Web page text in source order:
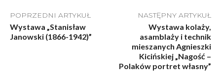
POPRZEDNI ARTYKUŁ
Wystawa „Stanisław
Janowski (1866-1942)”
NASTĘPNY ARTYKUŁ
Wystawa kolaży,
asamblaży i technik
mieszanych Agnieszki
Kicińskiej „Nagość –
Polaków portret własny”